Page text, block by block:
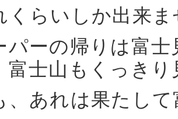
くらいしか出来
パーの帰りは富
富士山もくっき
、あれは果たし